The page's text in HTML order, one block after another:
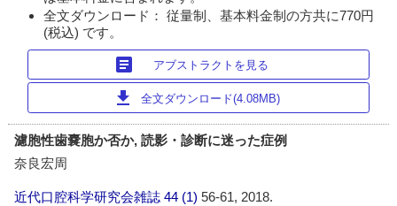
全文ダウンロード： 従量制、基本料金制の方共に770円
(税込) です。
article アブストラクトを見る
download 全文ダウンロード(4.08MB)
濾胞性歯嚢胞か否か, 読影・診断に迷った症例
奈良宏周
近代口腔科学研究会雑誌 44 (1)56-61, 2018.